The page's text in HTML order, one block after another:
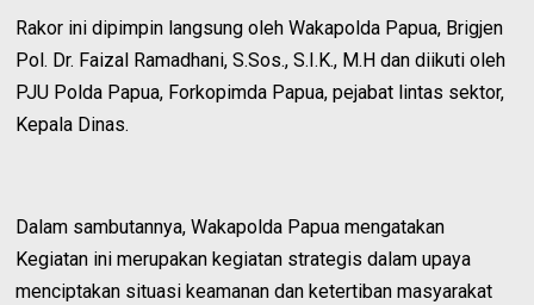
Rakor ini dipimpin langsung oleh Wakapolda Papua, Brigjen
Pol. Dr. Faizal Ramadhani, S.Sos., S.I.K., M.H dan diikuti oleh
PJU Polda Papua, Forkopimda Papua, pejabat lintas sektor,
Kepala Dinas.
Dalam sambutannya, Wakapolda Papua mengatakan
Kegiatan ini merupakan kegiatan strategis dalam upaya
menciptakan situasi keamanan dan ketertiban masyarakat